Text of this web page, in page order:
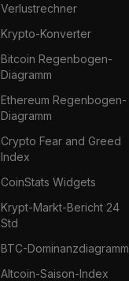
Verlustrechner
Krypto-Konverter
Bitcoin Regenbogen-
Diagramm
Ethereum Regenbogen-
Diagramm
Crypto Fear and Greed
Index
CoinStats Widgets
Krypt-Markt-Bericht 24
Std
BTC-Dominanzdiagramm
Altcoin-Saison-Index